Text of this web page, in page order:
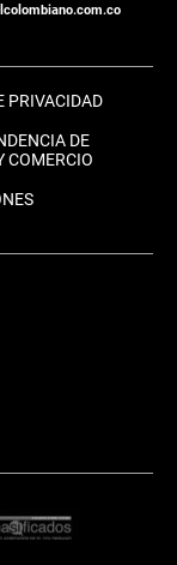
PRIVACIDAD
DE
COMERCIO